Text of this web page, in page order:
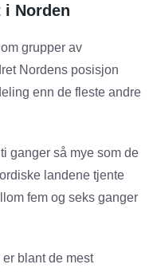
i Norden
grupper av
Nordens posisjon
enn de fleste andre
ganger så mye som de
landene tjente
fem og seks ganger
blant de mest